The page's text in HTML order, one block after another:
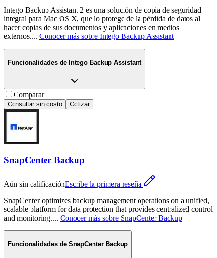
Intego Backup Assistant 2 es una solución de copia de seguridad
integral para Mac OS X, que lo protege de la pérdida de datos al
hacer copias de sus documentos y aplicaciones en medios
externos.... Conocer más sobre Intego Backup Assistant
Funcionalidades de Intego Backup Assistant
Comparar
Consultar sin costo Cotizar
SnapCenter Backup
Aún sin calificaciónEscribe la primera reseña
SnapCenter optimizes backup management operations on a unified,
scalable platform for data protection that provides centralized control
and monitoring.... Conocer más sobre SnapCenter Backup
Funcionalidades de SnapCenter Backup